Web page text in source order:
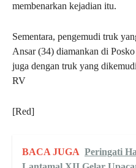
membenarkan kejadian itu.
Sementara, pengemudi truk
Ansar (34) diamankan di
juga dengan truk yang
RV
[Red]
BACA JUGA Peringati